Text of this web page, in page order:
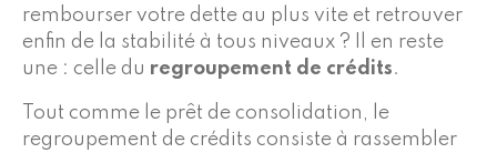
rembourser votre dette au plus vite et retrouver
enfin de la stabilité à tous niveaux ? Il en reste
une : celle du regroupement de crédits.
Tout comme le prêt de consolidation, le
regroupement de crédits consiste à rassembler